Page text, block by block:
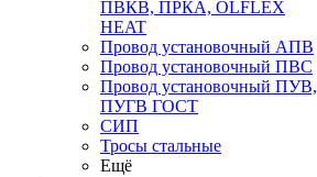
ПВКВ, ПРКА, OLFLEX
HEAT
Провод установочный АПВ
Провод установочный ПВС
Провод установочный ПУВ,
ПУГВ ГОСТ
СИП
Тросы стальные
Ещё